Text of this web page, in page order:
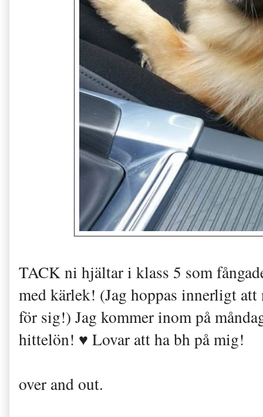
TACK ni hjältar i klass 5 som
med kärlek! (Jag hoppas innerligt
för sig!) Jag kommer inom på
hittelön! ♥ Lovar att ha bh på mig!
over and out.